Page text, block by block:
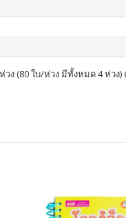
ง (80 ใบ/ห่วง มีทั้งหมด 4 ห่ว